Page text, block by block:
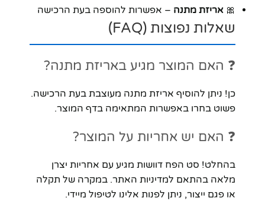
🎀 אריזת מתנה – אפשרות להוספה בעת הרכישה
שאלות נפוצות (FAQ)
❓ האם המוצר מגיע באריזת מתנה?
כן! ניתן להוסיף אריזת מתנה מעוצבת בעת הרכישה.
פשוט בחרו באפשרות המתאימה בדף המוצר.
❓ האם יש אחריות על המוצר?
בהחלט! סט הפח דוושות מגיע עם אחריות יצרן
מלאה בהתאם למדיניות האתר. במקרה של תקלה
או פגם ייצור, ניתן לפנות אלינו לטיפול מיידי.